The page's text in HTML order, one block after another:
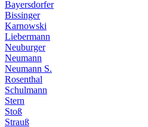
Bayersdorfer
Bissinger
Karnowski
Liebermann
Neuburger
Neumann
Neumann S.
Rosenthal
Schulmann
Stern
Stoß
Strauß